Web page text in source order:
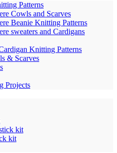
Patterns
Cowls and Scarves
Beanie Knitting Patterns
sweaters and Cardigans
Knitting Patterns
& Scarves
Projects
kit
kit